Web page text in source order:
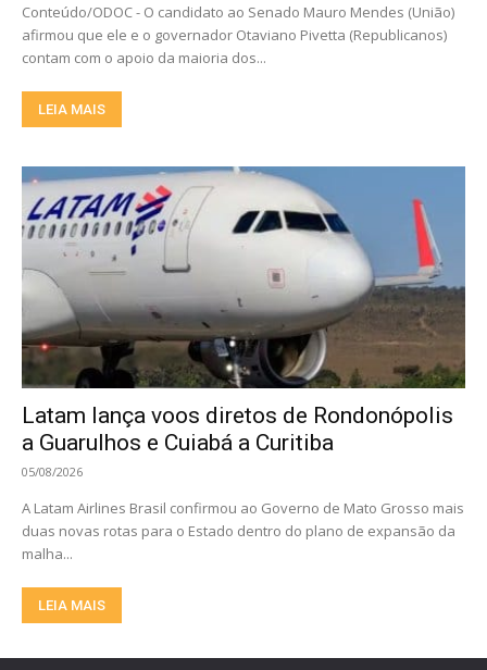
Conteúdo/ODOC - O candidato ao Senado Mauro Mendes (União)
afirmou que ele e o governador Otaviano Pivetta (Republicanos)
contam com o apoio da maioria dos...
LEIA MAIS
Latam lança voos diretos de Rondonópolis
a Guarulhos e Cuiabá a Curitiba
05/08/2026
A Latam Airlines Brasil confirmou ao Governo de Mato Grosso mais
duas novas rotas para o Estado dentro do plano de expansão da
malha...
LEIA MAIS